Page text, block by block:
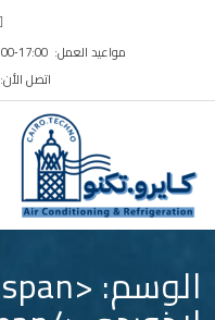
مواعيد العمل: Mon‑Fri 08:00‑18:00 Sat‑Sun 10:00‑17:00
اتصل الأن: ⁦+20-102-220 1223⁩